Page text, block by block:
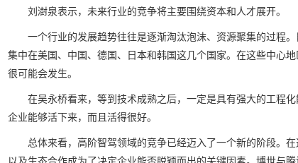
刘澍泉表示，未来行业的竞争将主要围绕资本和人才展开。
一个行业的发展趋势往往是逐渐淘汰泡沫、资源聚集的过程
集中在美国、中国、德国、日本和韩国这几个国家。在这些中心
很可能会发生。
在吴永桥看来，等到技术成熟之后，一定是具有强大的工程
企业能够活下来，而且活得很好。
总体来看，高阶智驾领域的竞争已经迈入了一个新的阶段。